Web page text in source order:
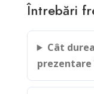
Întrebări
Cât
prezentare